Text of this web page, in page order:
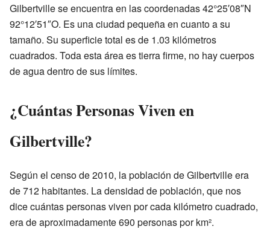
Gilbertville se encuentra en las coordenadas 42°25′08″N
92°12′51″O. Es una ciudad pequeña en cuanto a su
tamaño. Su superficie total es de 1.03 kilómetros
cuadrados. Toda esta área es tierra firme, no hay cuerpos
de agua dentro de sus límites.
¿Cuántas Personas Viven en
Gilbertville?
Según el censo de 2010, la población de Gilbertville era
de 712 habitantes. La densidad de población, que nos
dice cuántas personas viven por cada kilómetro cuadrado,
era de aproximadamente 690 personas por km².